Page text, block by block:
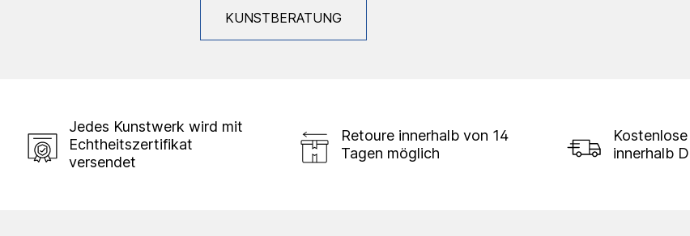
KUNSTBERATUNG
Jedes Kunstwerk wird mit
Echtheitszertifikat
versendet
Retoure innerhalb von 14
Tagen möglich
innerhalb